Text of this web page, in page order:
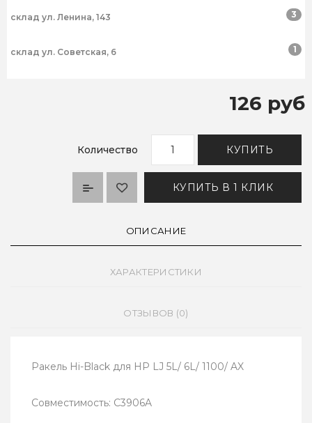
склад ул. Ленина, 143 3
склад ул. Советская, 6 1
126 руб
Количество КУПИТЬ
КУПИТЬ В 1 КЛИК
ОПИСАНИЕ
ХАРАКТЕРИСТИКИ
ОТЗЫВОВ (0)
Ракель Hi-Black для HP LJ 5L/ 6L/ 1100/ AX
Совместимость: C3906A